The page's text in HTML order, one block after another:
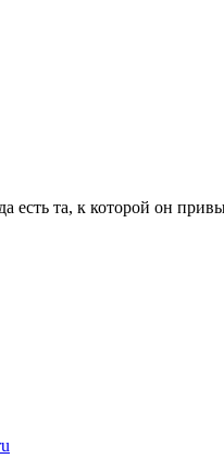
есть та, к которой он